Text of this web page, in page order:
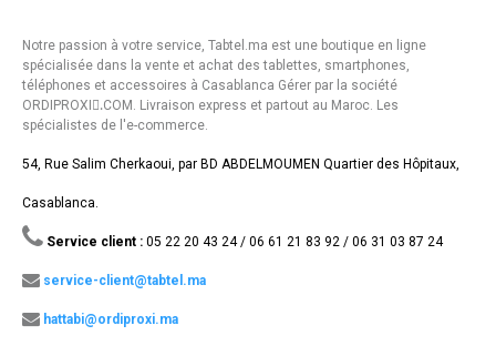
Notre passion à votre service, Tabtel.ma est une boutique en ligne
spécialisée dans la vente et achat des tablettes, smartphones,
téléphones et accessoires à Casablanca Gérer par la société
ORDIPROXI.ِCOM. Livraison express et partout au Maroc. Les
spécialistes de l'e-commerce.
54, Rue Salim Cherkaoui, par BD ABDELMOUMEN Quartier des Hôpitaux,
Casablanca.
Service client : 05 22 20 43 24 / 06 61 21 83 92 / 06 31 03 87 24
service-client@tabtel.ma
hattabi@ordiproxi.ma